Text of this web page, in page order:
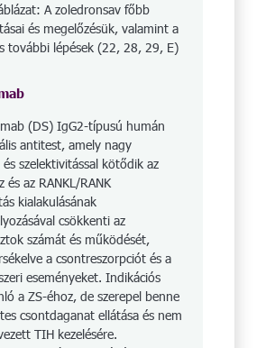
A zoledronsav főbb
és megelőzésük, valamint a
további lépések (22, 28, 29, E)
(DS) IgG2-típusú humán
antitest, amely nagy
szelektivitással kötődik az
és az RANKL/RANK
kialakulásának
csökkenti az
számát és működését,
a csontreszorpciót és a
eseményeket. Indikációs
a ZS-éhoz, de szerepel benne
csontdaganat ellátása és nem
TIH kezelésére.